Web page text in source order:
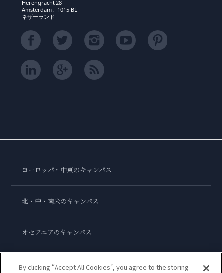
Herengracht 28
Amsterdam , 1015 BL
ネザーランド
ヨーロッパ・中東のキャンパス
北・中・南米のキャンパス
オセアニアのキャンパス
アジアのキャンパス
By clicking “Accept All Cookies”, you agree to the storing